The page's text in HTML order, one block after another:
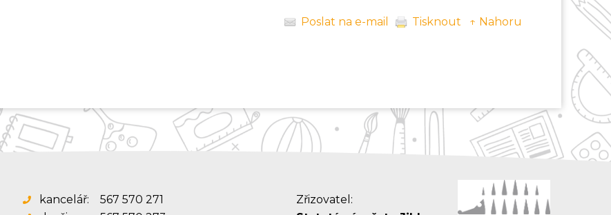
Poslat na e-mail Tisknout ↑ Nahoru
kancelář:
567 570 271
Zřizovatel: